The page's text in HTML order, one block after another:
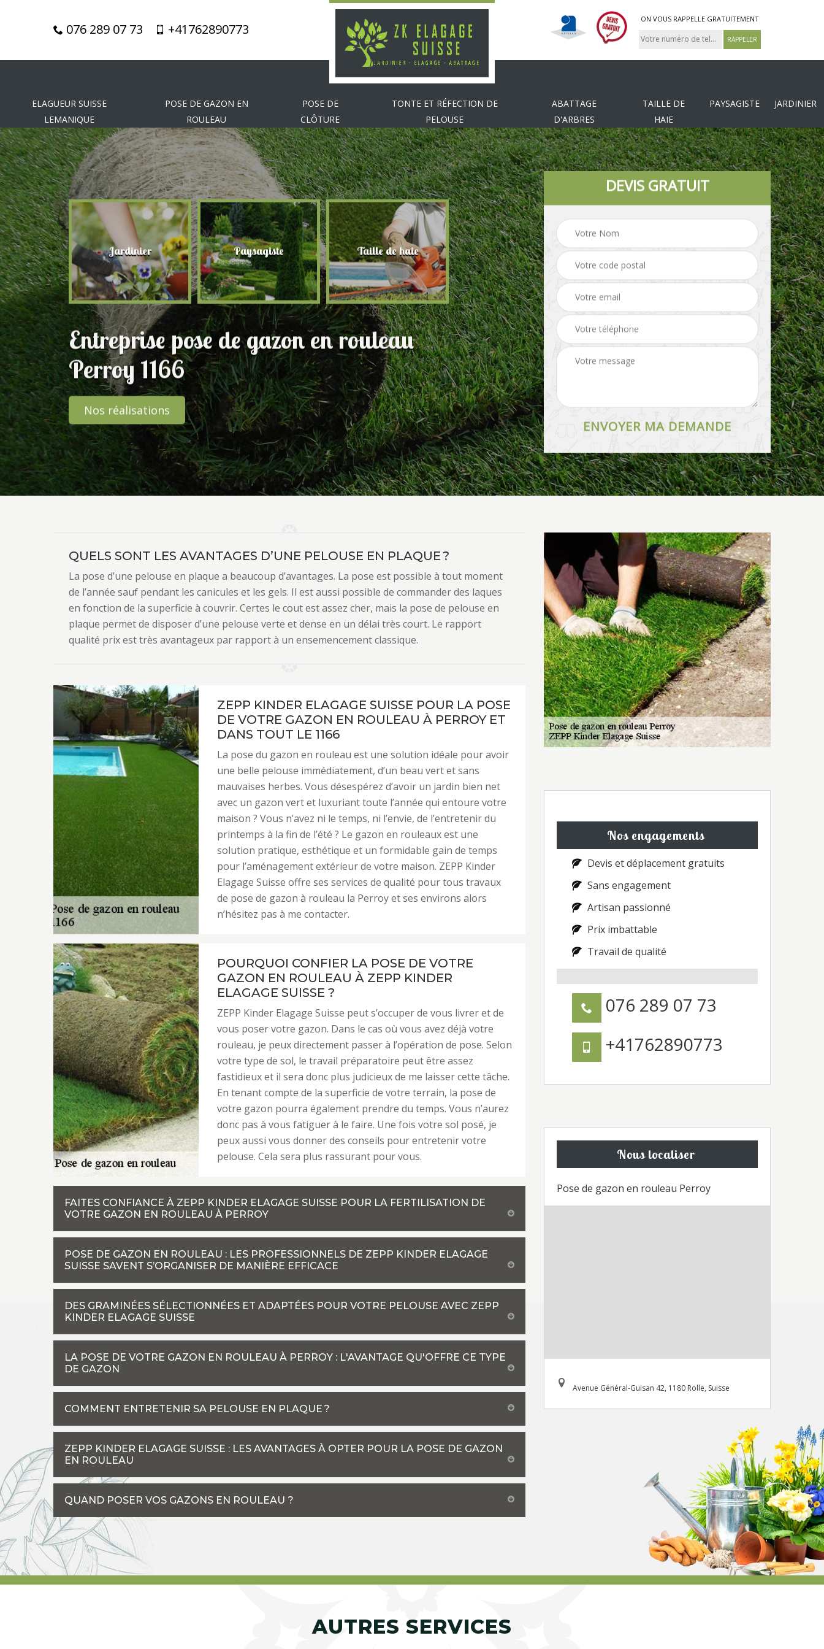
076 289 07 73 +41762890773
ON VOUS RAPPELLE GRATUITEMENT
ELAGUEUR SUISSE
LEMANIQUE
POSE DE GAZON EN
ROULEAU
POSE DE
CLÔTURE
TONTE ET RÉFECTION DE
PELOUSE
ABATTAGE
D'ARBRES
TAILLE DE
HAIE
PAYSAGISTE JARDINIER
Jardinier Paysagiste Taille de haie Abattage d'arbres Tonte et réfection de Pose de clôture
Entreprise pose de gazon en rouleau
Perroy 1166
Nos réalisations
DEVIS GRATUIT
QUELS SONT LES AVANTAGES D’UNE PELOUSE EN PLAQUE ?
La pose d’une pelouse en plaque a beaucoup d’avantages. La pose est possible à tout moment
de l’année sauf pendant les canicules et les gels. Il est aussi possible de commander des laques
en fonction de la superficie à couvrir. Certes le cout est assez cher, mais la pose de pelouse en
plaque permet de disposer d’une pelouse verte et dense en un délai très court. Le rapport
qualité prix est très avantageux par rapport à un ensemencement classique.
ZEPP KINDER ELAGAGE SUISSE POUR LA POSE
DE VOTRE GAZON EN ROULEAU À PERROY ET
DANS TOUT LE 1166
La pose du gazon en rouleau est une solution idéale pour avoir
une belle pelouse immédiatement, d’un beau vert et sans
mauvaises herbes. Vous désespérez d’avoir un jardin bien net
avec un gazon vert et luxuriant toute l’année qui entoure votre
maison ? Vous n’avez ni le temps, ni l’envie, de l’entretenir du
printemps à la fin de l’été ? Le gazon en rouleaux est une
solution pratique, esthétique et un formidable gain de temps
pour l’aménagement extérieur de votre maison. ZEPP Kinder
Elagage Suisse offre ses services de qualité pour tous travaux
de pose de gazon à rouleau la Perroy et ses environs alors
n’hésitez pas à me contacter.
POURQUOI CONFIER LA POSE DE VOTRE
GAZON EN ROULEAU À ZEPP KINDER
ELAGAGE SUISSE ?
ZEPP Kinder Elagage Suisse peut s’occuper de vous livrer et de
vous poser votre gazon. Dans le cas où vous avez déjà votre
rouleau, je peux directement passer à l’opération de pose. Selon
votre type de sol, le travail préparatoire peut être assez
fastidieux et il sera donc plus judicieux de me laisser cette tâche.
En tenant compte de la superficie de votre terrain, la pose de
votre gazon pourra également prendre du temps. Vous n’aurez
donc pas à vous fatiguer à le faire. Une fois votre sol posé, je
peux aussi vous donner des conseils pour entretenir votre
pelouse. Cela sera plus rassurant pour vous.
FAITES CONFIANCE À ZEPP KINDER ELAGAGE SUISSE POUR LA FERTILISATION DE
VOTRE GAZON EN ROULEAU À PERROY
POSE DE GAZON EN ROULEAU : LES PROFESSIONNELS DE ZEPP KINDER ELAGAGE
SUISSE SAVENT S’ORGANISER DE MANIÈRE EFFICACE
DES GRAMINÉES SÉLECTIONNÉES ET ADAPTÉES POUR VOTRE PELOUSE AVEC ZEPP
KINDER ELAGAGE SUISSE
LA POSE DE VOTRE GAZON EN ROULEAU À PERROY : L'AVANTAGE QU'OFFRE CE TYPE
DE GAZON
COMMENT ENTRETENIR SA PELOUSE EN PLAQUE ?
ZEPP KINDER ELAGAGE SUISSE : LES AVANTAGES À OPTER POUR LA POSE DE GAZON
EN ROULEAU
QUAND POSER VOS GAZONS EN ROULEAU ?
Nos engagements
Devis et déplacement gratuits
Sans engagement
Artisan passionné
Prix imbattable
Travail de qualité
076 289 07 73
+41762890773
Nous localiser
Pose de gazon en rouleau Perroy
Avenue Général-Guisan 42, 1180 Rolle, Suisse
AUTRES SERVICES